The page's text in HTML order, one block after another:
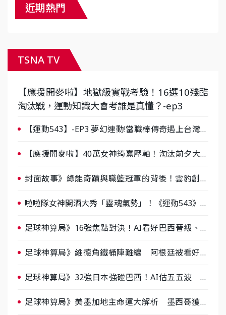
近期熱門
TSNA TV
【應援開麥啦】地獄級實戰考驗！16選10殘酷
淘汰戰，運動知識大會考誰是真懂？-ep3
【運動543】-EP3 夢幻連動!當職棒傳奇遇上台灣女
【應援開麥啦】40萬女神筠熹壓軸！淘汰前夕大混
封面故事》綠能奇蹟與職籃冠軍的背後！雲豹創辦
啦啦隊女神開酒大秀「靈魂氣勢」！《運動543》微
足球神算局》16強焦點對決！AI看好巴西晉級、數
足球神算局》維德角鐵桶陣難纏 阿根廷被看好下
足球神算局》32強日本強碰巴西！AI估五五波 牛
足球神算局》美墨加地主命運大解析 墨西哥獲數